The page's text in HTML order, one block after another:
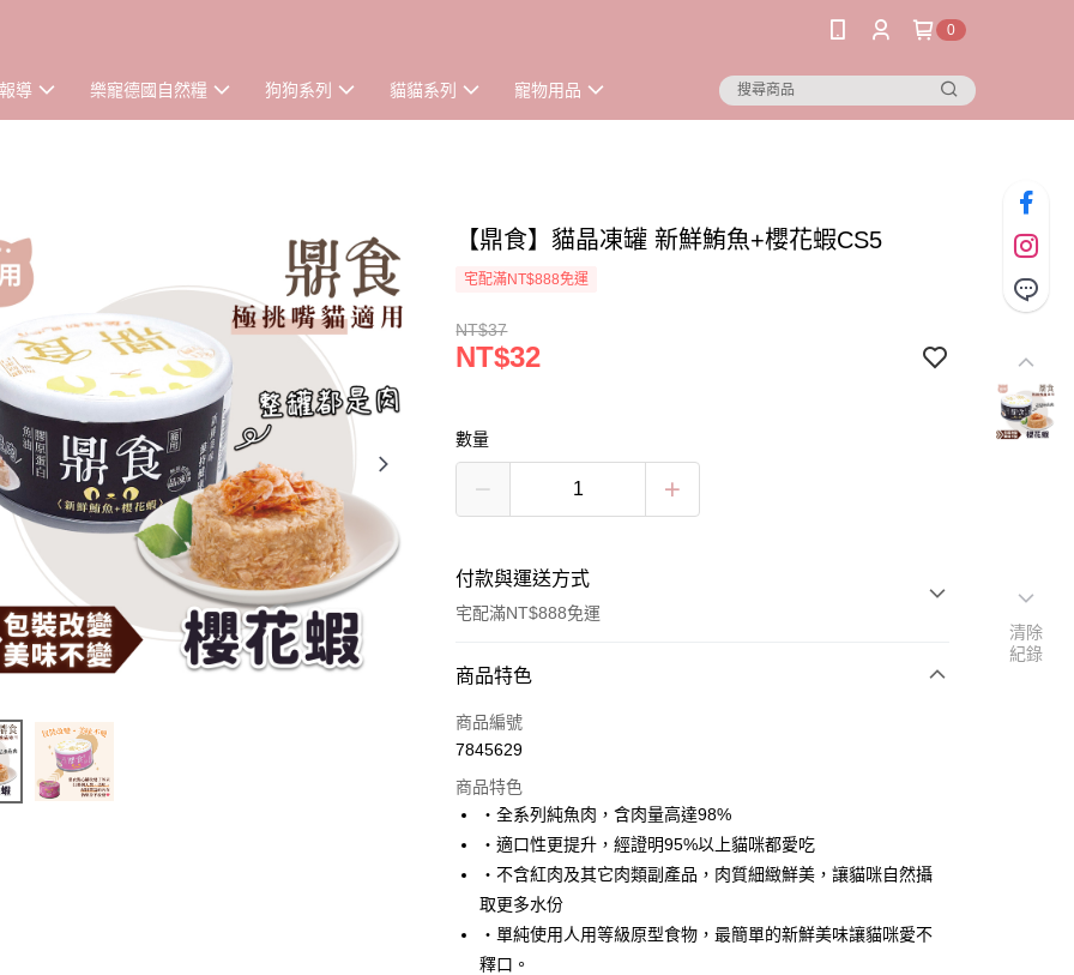
0
導 樂寵德國自然糧 狗狗系列 貓貓系列 寵物用品
【鼎食】貓晶凍罐 新鮮鮪魚+櫻花蝦CS5
宅配滿NT$888免運
NT$37
NT$32
數量
付款與運送方式
宅配滿NT$888免運
付款方式
信用卡一次付款
運送方式
每筆NT$100，滿NT$888(含以上)免運費
商品特色
商品編號
7845629
商品特色
・全系列純魚肉，含肉量高達98%
・適口性更提升，經證明95%以上貓咪都愛吃
・不含紅肉及其它肉類副產品，肉質細緻鮮美，讓貓咪自然攝
取更多水份
・單純使用人用等級原型食物，最簡單的新鮮美味讓貓咪愛不
釋口。
清除
紀錄